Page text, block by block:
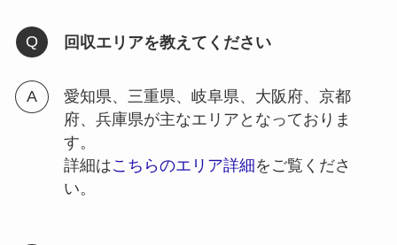
回収エリアを教えてください
愛知県、三重県、岐阜県、大阪府、京都
府、兵庫県が主なエリアとなっておりま
す。
詳細はこちらのエリア詳細をご覧くださ
い。